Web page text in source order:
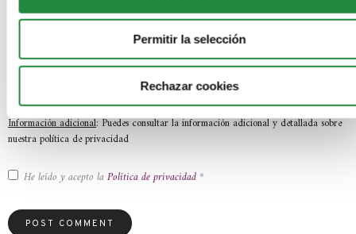
Permitir la selección
Rechazar cookies
Superiores Abiertos S.A.U. C/ Violeta Parra nº 9 –
50015 Zaragoza (España) o través de correo electrónico a
lopd@estudiosabiertos.com
- También puedes ponerte en contacto con nuestro Delegado de Protección de
Datos endpd@estudiosabiertos.com
Información adicional: Puedes consultar la información adicional y detallada sobre
nuestra política de privacidad
He leído y acepto la Política de privacidad*